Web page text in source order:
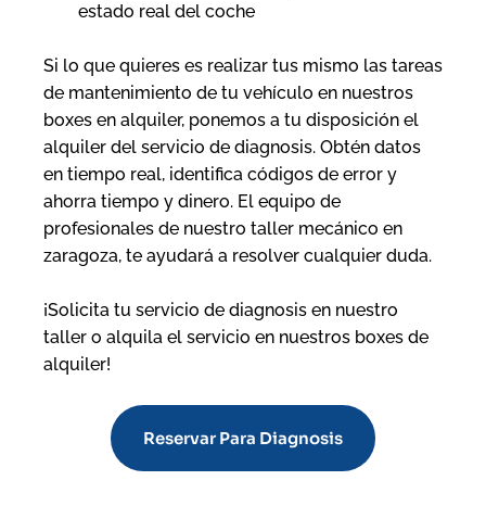
estado real del coche
Si lo que quieres es realizar tus mismo las tareas
de mantenimiento de tu vehículo en nuestros
boxes en alquiler, ponemos a tu disposición el
alquiler del servicio de diagnosis. Obtén datos
en tiempo real, identifica códigos de error y
ahorra tiempo y dinero. El equipo de
profesionales de nuestro taller mecánico en
zaragoza, te ayudará a resolver cualquier duda.
¡Solicita tu servicio de diagnosis en nuestro
taller o alquila el servicio en nuestros boxes de
alquiler!
Reservar Para Diagnosis